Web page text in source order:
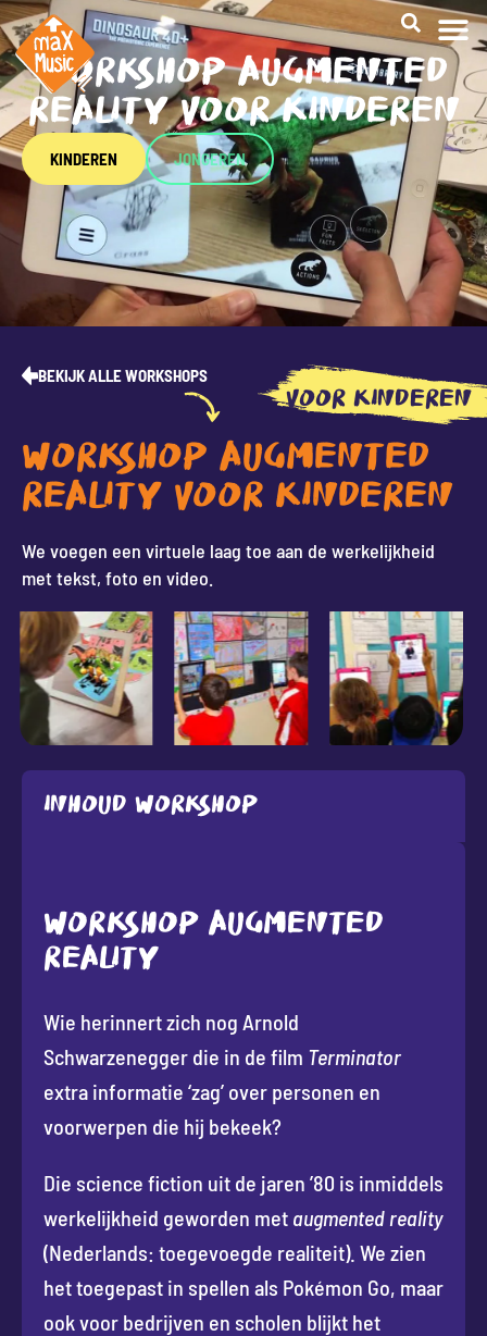
WORKSHOP AUGMENTED
REALITY VOOR KINDEREN
KINDEREN JONGEREN
BEKIJK ALLE WORKSHOPS
VOOR KINDEREN
WORKSHOP AUGMENTED
REALITY VOOR KINDEREN
We voegen een virtuele laag toe aan de werkelijkheid
met tekst, foto en video.
Inhoud workshop
WORKSHOP AUGMENTED
REALITY
Wie herinnert zich nog Arnold
Schwarzenegger die in de film Terminator
extra informatie ‘zag’ over personen en
voorwerpen die hij bekeek?
Die science fiction uit de jaren ’80 is inmiddels
werkelijkheid geworden met augmented reality
(Nederlands: toegevoegde realiteit). We zien
het toegepast in spellen als Pokémon Go, maar
ook voor bedrijven en scholen blijkt het